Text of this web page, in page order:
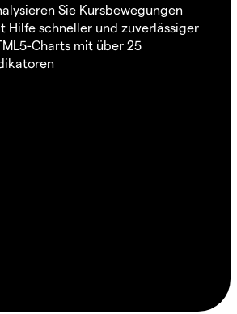
Sie Kursbewegungen
Hilfe schneller und zuverlässiger
Charts mit über 25